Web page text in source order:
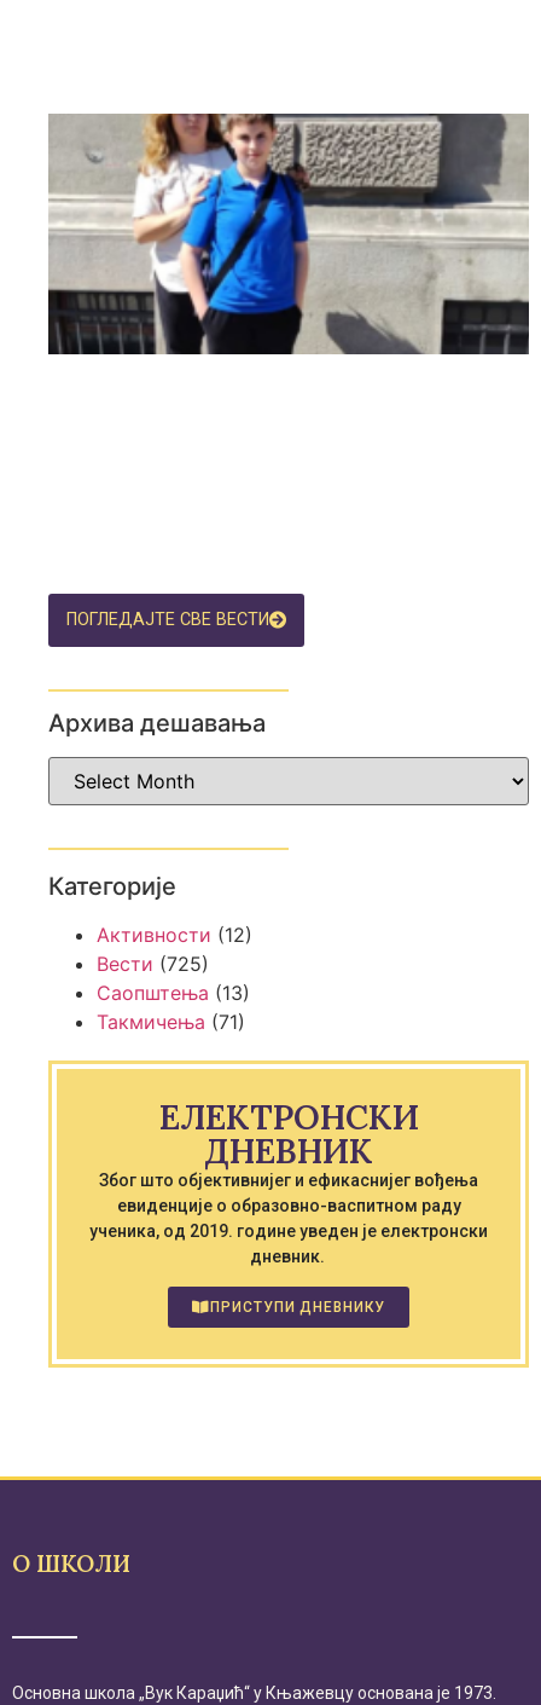
ПОГЛЕДАЈТЕ СВЕ ВЕСТИ
Архива дешавања
Категорије
Активности (12)
Вести (725)
Саопштења (13)
Такмичења (71)
ЕЛЕКТРОНСКИ
ДНЕВНИК
Због што објективнијег и ефикаснијег вођења
евиденције о образовно-васпитном раду
ученика, од 2019. године уведен је електронски
дневник.
ПРИСТУПИ ДНЕВНИКУ
О ШКОЛИ
Основна школа „Вук Караџић“ у Књажевцу основана је 1973.